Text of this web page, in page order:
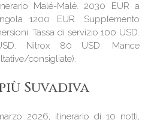
Malé-Malé. 2030 EUR a
1200 EUR. Supplemento
Tassa di servizio 100 USD.
Nitrox 80 USD. Mance
consigliate).
Suvadiva
2026, itinerario di 10 notti,